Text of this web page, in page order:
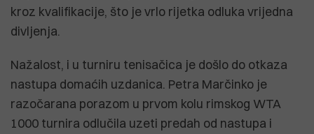
kroz kvalifikacije, što je vrlo rijetka odluka vrijedna
divljenja.
Nažalost, i u turniru tenisačica je došlo do otkaza
nastupa domaćih uzdanica. Petra Marčinko je
razočarana porazom u prvom kolu rimskog WTA
1000 turnira odlučila uzeti predah od nastupa i